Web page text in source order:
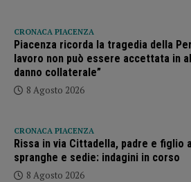
CRONACA PIACENZA
Piacenza ricorda la tragedia della
lavoro non può essere accettata in
danno collaterale”
8 Agosto 2026
CRONACA PIACENZA
Rissa in via Cittadella, padre e figlio
spranghe e sedie: indagini in corso
8 Agosto 2026